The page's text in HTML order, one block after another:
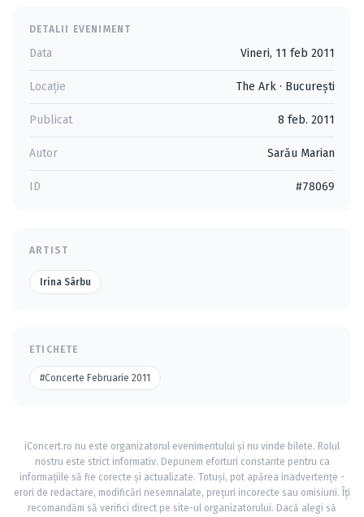
DETALII EVENIMENT
Data Vineri, 11 feb 2011
Locație The Ark · Bucureşti
Publicat 8 feb. 2011
Autor Sarău Marian
ID #78069
ARTIST
Irina Sârbu
ETICHETE
#Concerte Februarie 2011
iConcert.ro nu este organizatorul evenimentului și nu vinde bilete. Rolul
nostru este strict informativ. Depunem eforturi constante pentru ca
informațiile să fie corecte și actualizate. Totuși, pot apărea inadvertențe -
erori de redactare, modificări nesemnalate, prețuri incorecte sau omisiuni. Îți
recomandăm să verifici direct pe site-ul organizatorului. Dacă alegi să